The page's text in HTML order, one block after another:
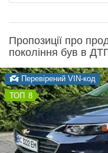
Пропозиції про
покоління був в
Перевірений VIN-код
8